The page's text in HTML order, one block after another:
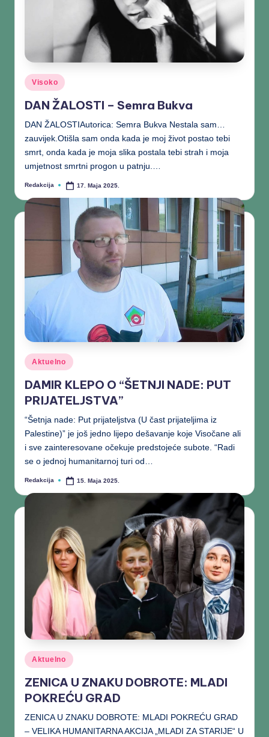
Visoko
DAN ŽALOSTI – Semra Bukva
DAN ŽALOSTIAutorica: Semra Bukva Nestala sam…
zauvijek.Otišla sam onda kada je moj život postao tebi
smrt, onda kada je moja slika postala tebi strah i moja
umjetnost smrtni progon u patnju.…
Redakcija 17. Maja 2025.
Aktuelno
DAMIR KLEPO O “ŠETNJI NADE: PUT
PRIJATELJSTVA”
“Šetnja nade: Put prijateljstva (U čast prijateljima iz
Palestine)” je još jedno lijepo dešavanje koje Visočane ali
i sve zainteresovane očekuje predstojeće subote. “Radi
se o jednoj humanitarnoj turi od…
Redakcija 15. Maja 2025.
Aktuelno
ZENICA U ZNAKU DOBROTE: MLADI
POKREĆU GRAD
ZENICA U ZNAKU DOBROTE: MLADI POKREĆU GRAD
– VELIKA HUMANITARNA AKCIJA „MLADI ZA STARIJE“ U